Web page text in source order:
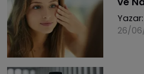
Yazar:
26/